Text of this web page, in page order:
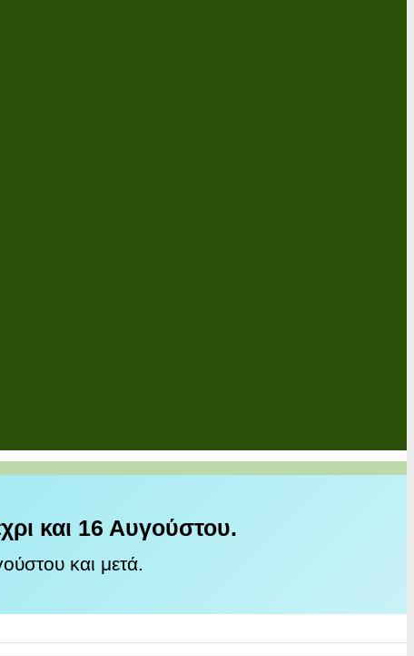
και 16 Αυγούστου.
και μετά.